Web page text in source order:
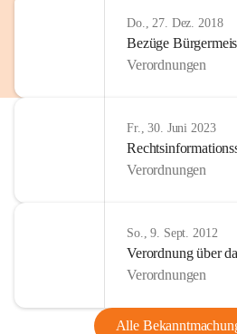
Do., 27. Dez. 2018
Bezüge
Verordnungen
Fr., 30. Juni 2023
Verordnungen
So., 9. Sept. 2012
Verordnung über
Verordnungen
Alle